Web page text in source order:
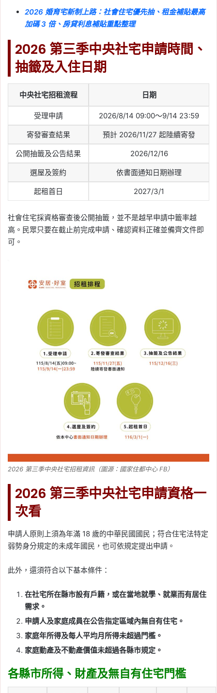
2026 婚育宅新制上路：社會住宅優先抽、租金補貼最高
加碼 3 倍、房貸利息補貼重點整理
2026 第三季中央社宅申請時間、
抽籤及入住日期
中央社宅招租流程 日期
受理申請 2026/8/14 09:00～9/14 23:59
寄發審查結果 預計 2026/11/27 起陸續寄發
公開抽籤及公告結果 2026/12/16
選屋及簽約 依書面通知日期辦理
起租首日 2027/3/1
社會住宅採資格審查後公開抽籤，並不是越早申請中籤率越
高。民眾只要在截止前完成申請、確認資料正確並備齊文件即
可。
2026 第三季中央社宅招租資訊（圖源：國家住都中心 FB）
2026 第三季中央社宅申請資格一
次看
申請人原則上須為年滿 18 歲的中華民國國民；符合住宅法特定
弱勢身分規定的未成年國民，也可依規定提出申請。
此外，還須符合以下基本條件：
在社宅所在縣市設有戶籍，或在當地就學、就業而有居住
需求。
申請人及家庭成員在公告指定區域內無自有住宅。
家庭年所得及每人平均月所得未超過門檻。
家庭動產及不動產價值未超過各縣市規定。
各縣市所得、財產及無自有住宅門檻